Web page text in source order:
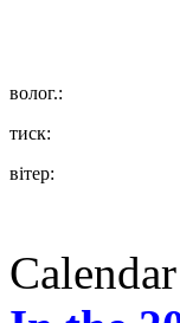
волог.:
тиск:
вітер:
Calendar